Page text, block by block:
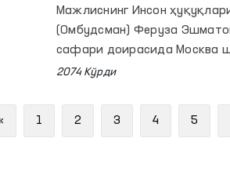
билан учрашди
Мажлиснинг Инсон
(Омбудсман) Феруза
сафари доирасида Москва
Сахарова ҳудудида
2074 Кўрди
Previous
1 2 3 4 5